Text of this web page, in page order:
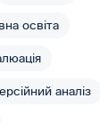
освіта
аналіз